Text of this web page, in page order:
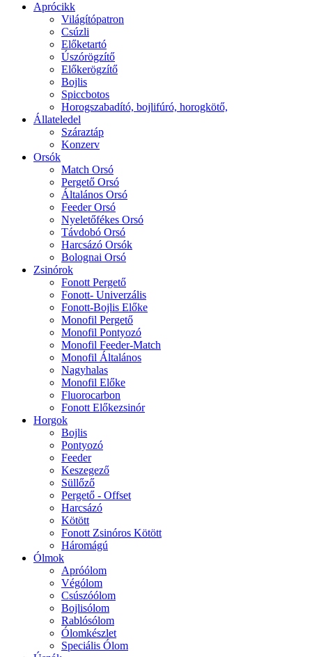
Aprócikk
Világítópatron
Csúzli
Előketartó
Úszórögzítő
Előkerögzítő
Bojlis
Spiccbotos
Horogszabadító, bojlifúró, horogkötő,
Állateledel
Száraztáp
Konzerv
Orsók
Match Orsó
Pergető Orsó
Általános Orsó
Feeder Orsó
Nyeletőfékes Orsó
Távdobó Orsó
Harcsázó Orsók
Bolognai Orsó
Zsinórok
Fonott Pergető
Fonott- Univerzális
Fonott-Bojlis Előke
Monofil Pergető
Monofil Pontyozó
Monofil Feeder-Match
Monofil Általános
Nagyhalas
Monofil Előke
Fluorocarbon
Fonott Előkezsinór
Horgok
Bojlis
Pontyozó
Feeder
Keszegező
Süllőző
Pergető - Offset
Harcsázó
Kötött
Fonott Zsinóros Kötött
Háromágú
Ólmok
Apróólom
Végólom
Csúszóólom
Bojlisólom
Rablósólom
Ólomkészlet
Speciális Ólom